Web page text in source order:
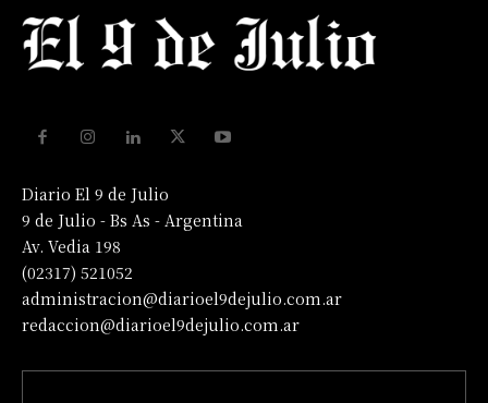
Diario El 9 de Julio
9 de Julio - Bs As - Argentina
Av. Vedia 198
(02317) 521052
administracion@diarioel9dejulio.com.ar
redaccion@diarioel9dejulio.com.ar